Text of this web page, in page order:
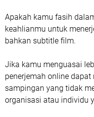
Apakah kamu fasih
keahlianmu untuk
bahkan subtitle film.
Jika kamu menguasai
penerjemah online
sampingan yang tidak
organisasi atau individu